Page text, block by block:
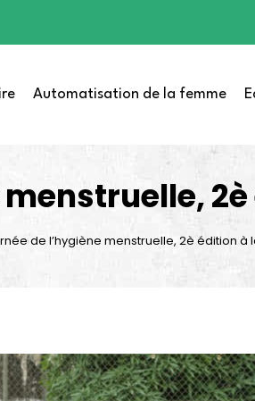
Automatisation de la femme
de l’hygiène menstruelle, 2è édition à